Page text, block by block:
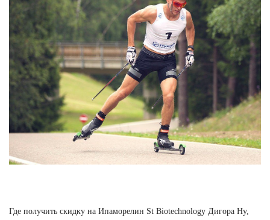
Где получить скидку на Ипаморелин St Biotechnology Дигора Ну,